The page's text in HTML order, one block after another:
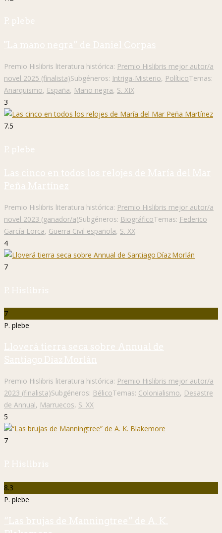
P. plebe
"La mano negra” de Daniel Corpas
Premio Hislibris literatura histórica: Premio Hislibris mejor autor/a
novel 2025 (finalista)Subgéneros: Intriga-Misterio, PolíticoTemas:
Anarquismo, España, Mano negra, S. XIX
3
7.5
P. plebe
Las cinco en todos los relojes de María del Mar
Peña Martínez
Premio Hislibris literatura histórica: Premio Hislibris mejor autor/a
novel 2023 (ganador/a)Subgéneros: BiográficoTemas: Federico
García Lorca, Guerra Civil española, S. XX
4
7
P. Hislibris
7
P. plebe
Lloverá tierra seca sobre Annual de
Santiago Díaz Morlán
Premio Hislibris literatura histórica: Premio Hislibris mejor autor/a
2023 (finalista)Subgéneros: BélicoTemas: Colonialismo, Desastre
de Annual, Marruecos, S. XX
5
7
P. Hislibris
8.3
P. plebe
“Las brujas de Manningtree” de A. K.